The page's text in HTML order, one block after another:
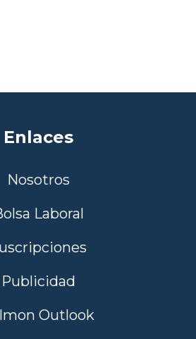
Enlaces
Nosotros
Laboral
Publicidad
Outlook